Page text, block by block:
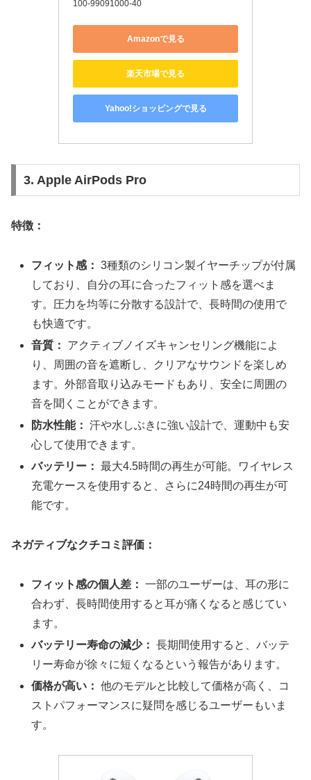
100-99091000-40
Amazonで見る
楽天市場で見る
Yahoo!ショッピングで見る
3. Apple AirPods Pro
特徴：
フィット感： 3種類のシリコン製イヤーチップが付属
しており、自分の耳に合ったフィット感を選べま
す。圧力を均等に分散する設計で、長時間の使用で
も快適です。
音質：
アクティブノイズキャンセリング機能によ
り、周囲の音を遮断し、クリアなサウンドを楽しめ
ます。外部音取り込みモードもあり、安全に周囲の
音を聞くことができます。
防水性能： 汗や水しぶきに強い設計で、運動中も安
心して使用できます。
バッテリー： 最大4.5時間の再生が可能。ワイヤレス
充電ケースを使用すると、さらに24時間の再生が可
能です。
ネガティブなクチコミ評価：
フィット感の個人差： 一部のユーザーは、耳の形に
合わず、長時間使用すると耳が痛くなると感じてい
ます。
バッテリー寿命の減少： 長期間使用すると、バッテ
リー寿命が徐々に短くなるという報告があります。
価格が高い： 他のモデルと比較して価格が高く、コ
ストパフォーマンスに疑問を感じるユーザーもいま
す。